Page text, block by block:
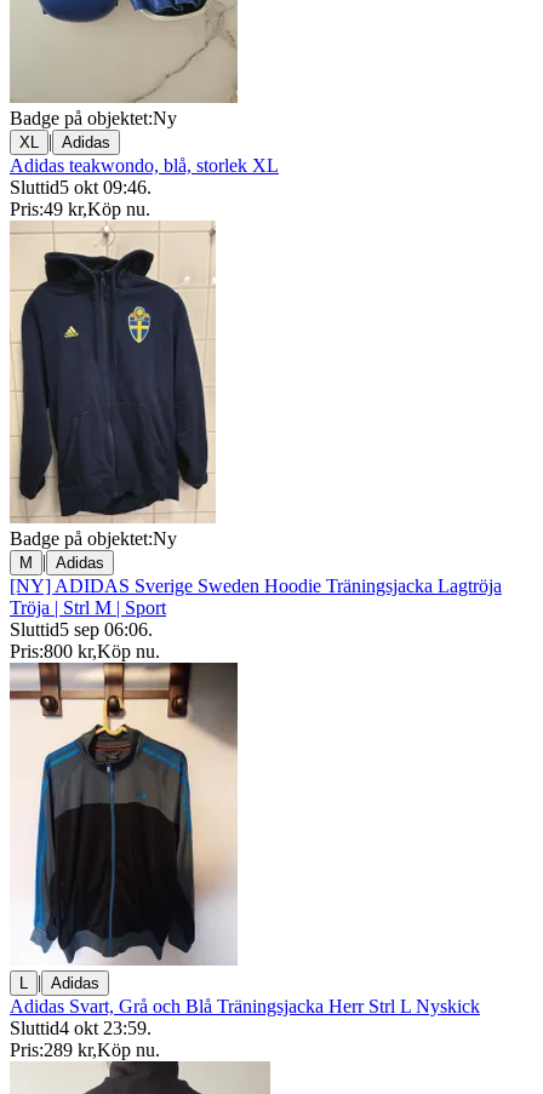
Badge på objektet:Ny
XL | Adidas
Adidas teakwondo, blå, storlek XL
Sluttid5 okt 09:46.
Pris:49 kr,Köp nu.
Badge på objektet:Ny
M | Adidas
[NY] ADIDAS Sverige Sweden Hoodie Träningsjacka Lagtröja
Tröja | Strl M | Sport
Sluttid5 sep 06:06.
Pris:800 kr,Köp nu.
L | Adidas
Adidas Svart, Grå och Blå Träningsjacka Herr Strl L Nyskick
Sluttid4 okt 23:59.
Pris:289 kr,Köp nu.